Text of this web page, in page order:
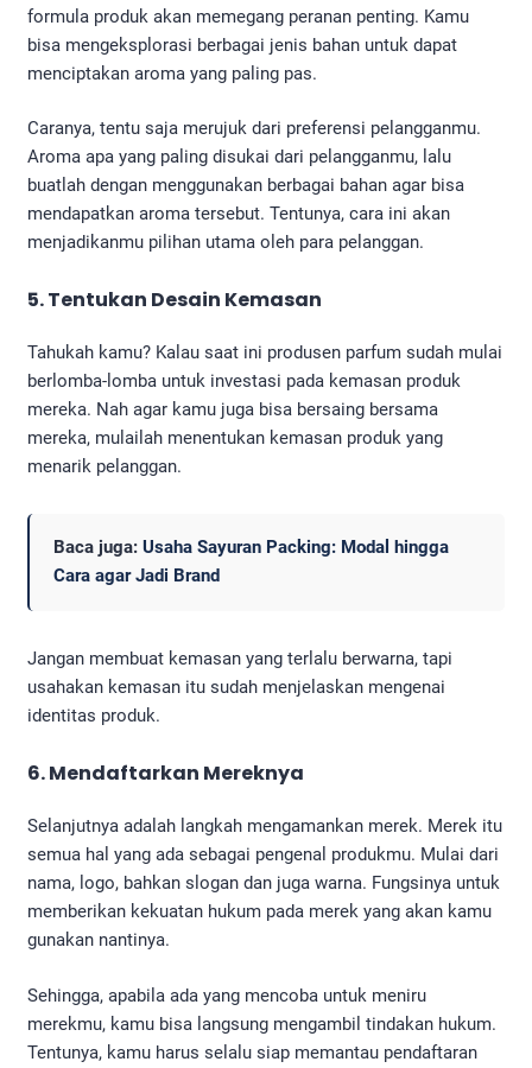
formula produk akan memegang peranan penting. Kamu
bisa mengeksplorasi berbagai jenis bahan untuk dapat
menciptakan aroma yang paling pas.
Caranya, tentu saja merujuk dari preferensi pelangganmu.
Aroma apa yang paling disukai dari pelangganmu, lalu
buatlah dengan menggunakan berbagai bahan agar bisa
mendapatkan aroma tersebut. Tentunya, cara ini akan
menjadikanmu pilihan utama oleh para pelanggan.
5. Tentukan Desain Kemasan
Tahukah kamu? Kalau saat ini produsen parfum sudah mulai
berlomba-lomba untuk investasi pada kemasan produk
mereka. Nah agar kamu juga bisa bersaing bersama
mereka, mulailah menentukan kemasan produk yang
menarik pelanggan.
Baca juga: Usaha Sayuran Packing: Modal hingga
Cara agar Jadi Brand
Jangan membuat kemasan yang terlalu berwarna, tapi
usahakan kemasan itu sudah menjelaskan mengenai
identitas produk.
6. Mendaftarkan Mereknya
Selanjutnya adalah langkah mengamankan merek. Merek itu
semua hal yang ada sebagai pengenal produkmu. Mulai dari
nama, logo, bahkan slogan dan juga warna. Fungsinya untuk
memberikan kekuatan hukum pada merek yang akan kamu
gunakan nantinya.
Sehingga, apabila ada yang mencoba untuk meniru
merekmu, kamu bisa langsung mengambil tindakan hukum.
Tentunya, kamu harus selalu siap memantau pendaftaran